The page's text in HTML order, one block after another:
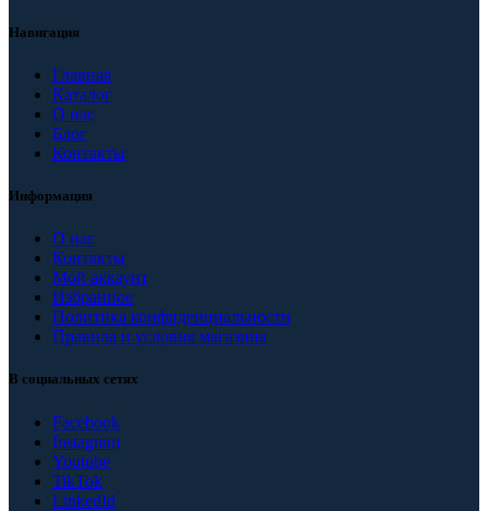
Навигация
Главная
Каталог
О нас
Блог
Контакты
Информация
О нас
Контакты
Мой аккаунт
Избранное
Политика конфиденциальности
Правила и условия магазина
В социальных сетях
Facebook
Instagram
Youtube
TikTok
LinkedId